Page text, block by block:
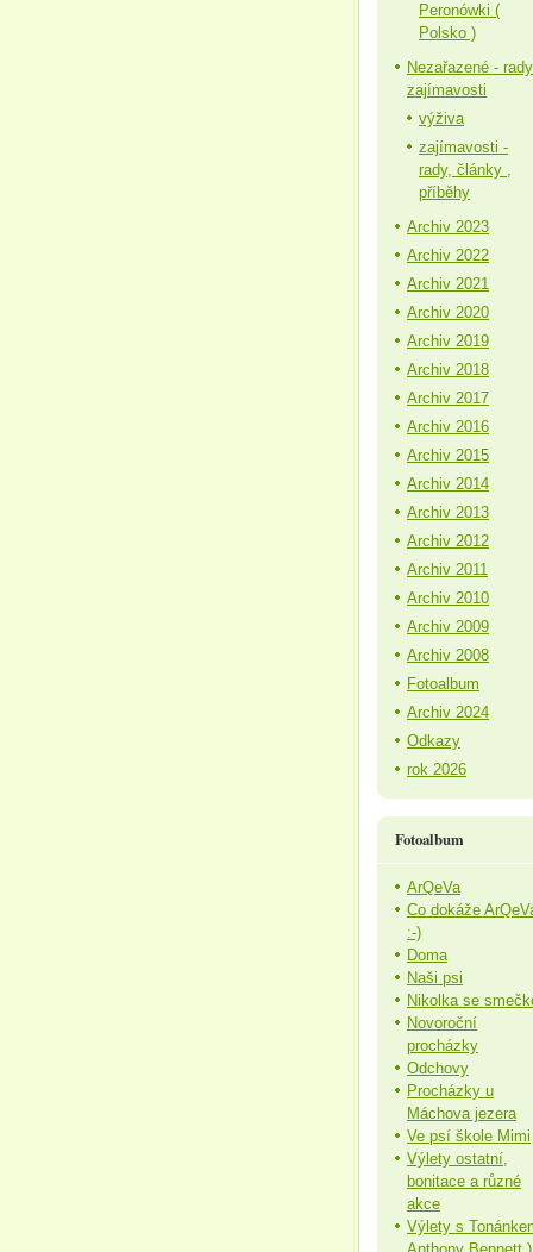
Peronówki (
Polsko )
Nezařazené -
zajímavosti
výživa
zajímavosti -
rady, články ,
příběhy
Archiv 2023
Archiv 2022
Archiv 2021
Archiv 2020
Archiv 2019
Archiv 2018
Archiv 2017
Archiv 2016
Archiv 2015
Archiv 2014
Archiv 2013
Archiv 2012
Archiv 2011
Archiv 2010
Archiv 2009
Archiv 2008
Fotoalbum
Archiv 2024
Odkazy
rok 2026
Fotoalbum
ArQeVa
Co dokáže
:-)
Doma
Naši psi
Nikolka se
Novoroční
procházky
Odchovy
Procházky u
Máchova jezera
Ve psí škole Mimi
Výlety ostatní,
bonitace a různé
akce
Výlety s